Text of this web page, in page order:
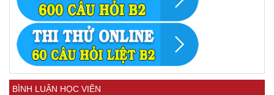
BÌNH LUẬN HỌC VIÊN